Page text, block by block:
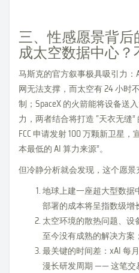
三、性感愿景背后
成太空数据中心？
马斯克的官方叙事极具吸引力
网无法支撑，而太空有 24 小时
制；SpaceX 的火箭能将设备送
力，两者结合将打造 “天衣无缝
FCC 申请发射 100 万颗新卫星
本最低的 AI 算力来源”。
但冷静分析就会发现，这个愿景
地球上建一座超大型数
部署的成本将呈指数级增
太空环境的散热问题、设
至今没有成熟的解决方案；
最关键的时间差：xAI 每
漫长研发周期 —— 这笔交